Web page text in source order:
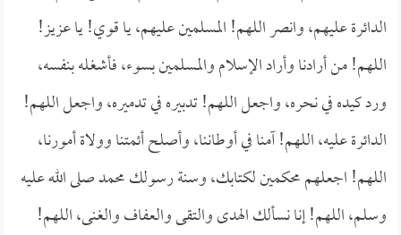
الدائرة عليهم، وانصر اللهم! المسلمين عليهم، يا قوي! يا عزيز!
اللهم! من أرادنا وأراد الإسلام والمسلمين بسوء، فأشغله بنفسه،
ورد كيده في نحره، واجعل اللهم! تدبيره في تدميره، واجعل اللهم!
الدائرة عليه، اللهم! آمنا في أوطاننا، وأصلح أئمتنا وولاة أمورنا،
اللهم! اجعلهم محكمين لكتابك، وسنة رسولك محمد صلى الله عليه
وسلم، اللهم! إنا نسألك الهدى والتقى والعفاف والغنى، اللهم!